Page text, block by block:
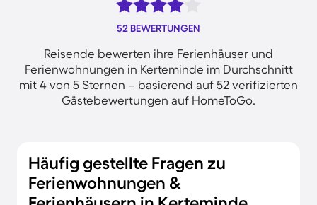
52 BEWERTUNGEN
Reisende bewerten ihre Ferienhäuser und
Ferienwohnungen in Kerteminde im Durchschnitt
mit 4 von 5 Sternen – basierend auf 52 verifizierten
Gästebewertungen auf HomeToGo.
Häufig gestellte Fragen zu
Ferienwohnungen &